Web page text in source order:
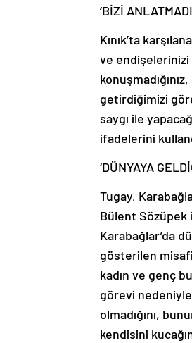
‘BİZİ
Kınık’ta
ve endişelerinizi
getirdiğimizi
saygı ile
ifadelerini
‘DÜNYAYA
Tugay,
Bülent Sözüpek
Karabağlar’da
gösterilen
kadın ve genç
görevi nedeniyle
olmadığını,
kendisini